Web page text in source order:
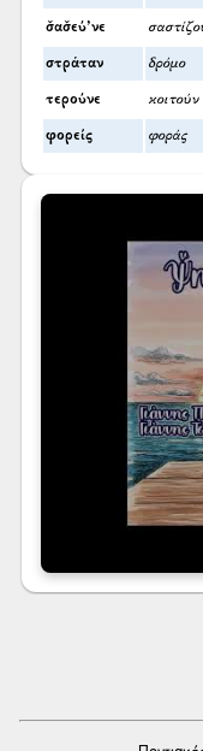
σ̌ασ̌εύ’νε
στράταν δρόμο
τερούνε κοιτούν
φορείς φοράς